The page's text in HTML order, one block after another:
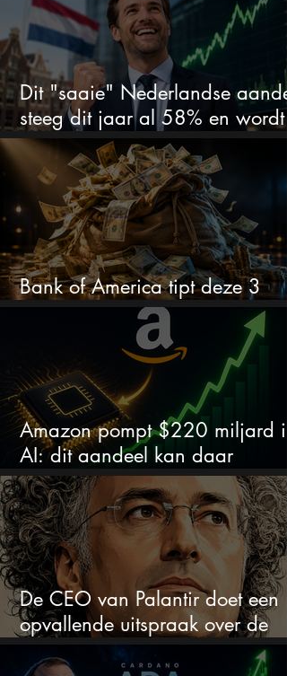
Dit "saaie" Nederlandse
steeg dit jaar al 58% en wordt
volgens analisten onderschat
Bank of America tipt deze 3
chipaandelen
Amazon pompt $220 miljard in
AI: dit aandeel kan daar
explosief van profiteren
De CEO van Palantir doet een
opvallende uitspraak over de
beurs